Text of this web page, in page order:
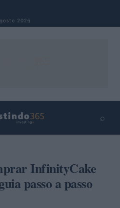
2026
⌕
InfinityCake
passo a passo